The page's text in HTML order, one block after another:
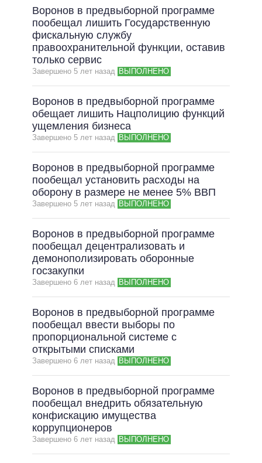
Воронов в предвыборной программе
пообещал лишить Государственную
фискальную службу
правоохранительной функции, оставив
только сервис
Завершено 5 лет назад ВЫПОЛНЕНО
Воронов в предвыборной программе
обещает лишить Нацполицию функций
ущемления бизнеса
Завершено 5 лет назад ВЫПОЛНЕНО
Воронов в предвыборной программе
пообещал установить расходы на
оборону в размере не менее 5% ВВП
Завершено 5 лет назад ВЫПОЛНЕНО
Воронов в предвыборной программе
пообещал децентрализовать и
демонополизировать оборонные
госзакупки
Завершено 6 лет назад ВЫПОЛНЕНО
Воронов в предвыборной программе
пообещал ввести выборы по
пропорциональной системе с
открытыми списками
Завершено 6 лет назад ВЫПОЛНЕНО
Воронов в предвыборной программе
пообещал внедрить обязательную
конфискацию имущества
коррупционеров
Завершено 6 лет назад ВЫПОЛНЕНО